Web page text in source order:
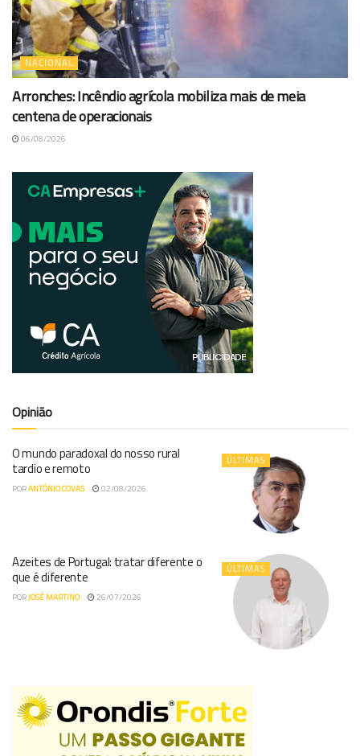
NACIONAL
Arronches: Incêndio agrícola mobiliza mais de meia
centena de operacionais
06/08/2026
Opinião
ÚLTIMAS
O mundo paradoxal do nosso rural
tardio e remoto
PORANTÓNIO COVAS 02/08/2026
ÚLTIMAS
Azeites de Portugal: tratar diferente o
que é diferente
PORJOSÉ MARTINO 26/07/2026